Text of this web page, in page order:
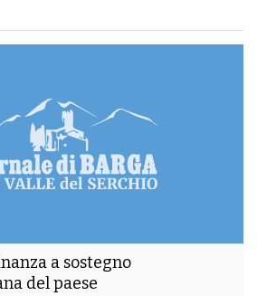
a sostegno
del paese